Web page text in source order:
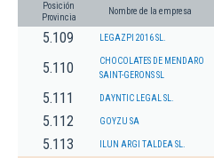
Posición
Provincia
Nombre de la empresa
5.109 LEGAZPI 2016 SL.
5.110
CHOCOLATES DE MENDARO
SAINT-GERONS SL
5.111 DAYNTIC LEGAL SL.
5.112 GOYZU SA
5.113 ILUN ARGI TALDEA SL.